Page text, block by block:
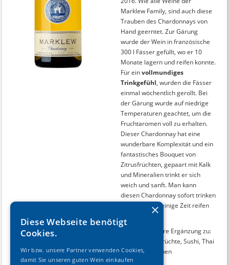
Marklew Family, sind auch diese
Trauben des Chardonnays von
Hand geerntet. Zur Gärung
wurde der Wein in französische
300 l Fässer gefüllt, wo er 10
Monate lagern und reifen konnte.
Für einvollmundiges
Trinkgefühl, wurden die Fässer
einmal wöchentlich gerollt. Bei
der Gärung wurde auf niedrige
Temperaturen geachtet, um die
Fruchtaromen voll zu erhalten.
Dieser Chardonnay hat eine
wunderbare Komplexität und ein
fantastisches Bouquet von
Zitrusfrüchten, gepaart mit Kalk
und Mineralien trinkt er sich
weich und sanft. Man kann
diesen Chardonnay sofort trinken
oder ihn noch einige Zeit reifen
Eine wunderbare Ergänzung zu:
Fisch, Meeresfrüchte, Sushi, Thai
Curry und Suppen
Diese Webseite benötigt
Cookies.
Wir bzw. unsere Partner verwenden Cookies,
damit Sie unseren guten Wein einkaufen
×